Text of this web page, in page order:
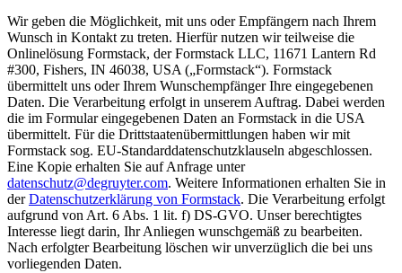
Wir geben die Möglichkeit, mit uns oder Empfängern nach Ihrem
Wunsch in Kontakt zu treten. Hierfür nutzen wir teilweise die
Onlinelösung Formstack, der Formstack LLC, 11671 Lantern Rd
#300, Fishers, IN 46038, USA („Formstack“). Formstack
übermittelt uns oder Ihrem Wunschempfänger Ihre eingegebenen
Daten. Die Verarbeitung erfolgt in unserem Auftrag. Dabei werden
die im Formular eingegebenen Daten an Formstack in die USA
übermittelt. Für die Drittstaatenübermittlungen haben wir mit
Formstack sog. EU-Standarddatenschutzklauseln abgeschlossen.
Eine Kopie erhalten Sie auf Anfrage unter
datenschutz@degruyter.com. Weitere Informationen erhalten Sie in
derDatenschutzerklärung von Formstack. Die Verarbeitung erfolgt
aufgrund von Art. 6 Abs. 1 lit. f) DS-GVO. Unser berechtigtes
Interesse liegt darin, Ihr Anliegen wunschgemäß zu bearbeiten.
Nach erfolgter Bearbeitung löschen wir unverzüglich die bei uns
vorliegenden Daten.